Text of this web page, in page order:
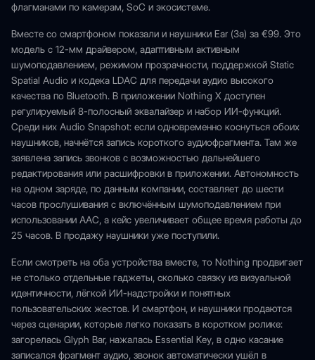
флагманами по камерам, SoC и экосистеме.
Вместе со смартфоном показали и наушники Ear (3a) за €99. Это
модель с 12-мм драйвером, адаптивным активным
шумоподавлением, режимом прозрачности, поддержкой Static
Spatial Audio и кодека LDAC для передачи аудио высокого
качества по Bluetooth. В приложении Nothing X доступен
регулируемый 8-полосный эквалайзер и набор ИИ-функций.
Среди них Audio Snapshot: если одновременно коснуться обоих
наушников, начнётся запись короткого аудиофрагмента. Там же
заявлена запись звонков с возможностью дальнейшего
редактирования или расшифровки в приложении. Автономность
на одном заряде, по данным компании, составляет до шести
часов прослушивания с включённым шумоподавлением при
использовании AAC, а кейс увеличивает общее время работы до
25 часов. В продажу наушники уже поступили.
Если смотреть на оба устройства вместе, то Nothing продвигает
не столько отдельные гаджеты, сколько связку из визуальной
идентичности, лёгкой ИИ-надстройки и понятных
пользовательских жестов. И смартфон, и наушники продаются
через сценарии, которые легко показать в коротком ролике:
загорелась Glyph Bar, нажалась Essential Key, в одно касание
записался фрагмент аудио, звонок автоматически ушёл в